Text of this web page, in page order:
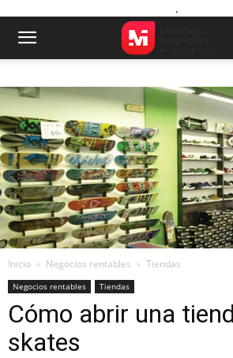
.
Inicio Negocios rentables Tiendas
Negocios rentables Tiendas
Cómo abrir una
skates